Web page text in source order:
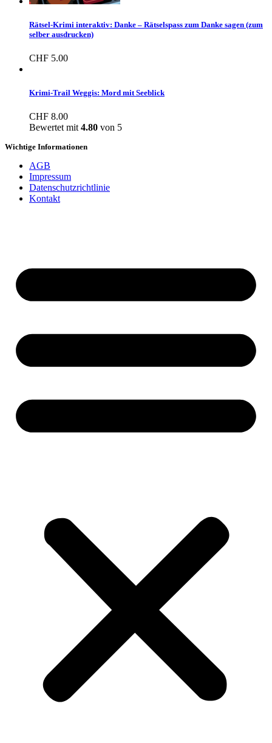
Rätsel-Krimi interaktiv: Danke – Rätselspass zum Danke sagen (zum
selber ausdrucken)
CHF 5.00
Krimi-Trail Weggis: Mord mit Seeblick
CHF 8.00
Bewertet mit 4.80 von 5
Wichtige Informationen
AGB
Impressum
Datenschutzrichtlinie
Kontakt